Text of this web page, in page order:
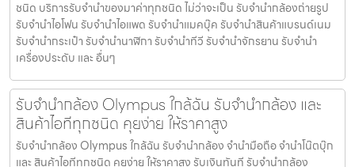
ชนิด บริการรับจำนำของมาค่าทุกชนิด ไม่ว่าจะเป็น รับจํานํากล้องถ่ายรูป
รับจํานําไอโฟน รับจํานําไอแพด รับจํานําแมคบุ๊ค รับจํานําสินค้าแบรนด์เนม
รับจํานํากระเป๋า รับจํานํานาฬิกา รับจํานําทีวี รับจํานําจักรยาน รับจํานํา
เครื่องประดับ และ อื่นๆ
รับจํานํากล้อง Olympus ใกล้ฉัน รับจํานํากล้อง และ
สินค้าไอทีทุกชนิด คุยง่าย ให้ราคาสูง
รับจํานํากล้อง Olympus ใกล้ฉัน รับจํานํากล้อง จำนำมือถือ จำนำโน๊ตบุ๊ก
และ สินค้าไอทีทุกชนิด คุยง่าย ให้ราคาสูง รับเงินทันที รับจํานํากล้อง